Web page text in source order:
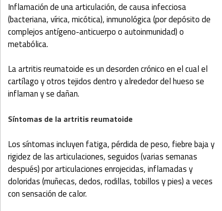
Inflamación de una articulación, de causa infecciosa
(bacteriana, vírica, micótica), inmunológica (por depósito de
complejos antígeno-anticuerpo o autoinmunidad) o
metabólica.
La artritis reumatoide es un desorden crónico en el cual el
cartílago y otros tejidos dentro y alrededor del hueso se
inflaman y se dañan.
Síntomas de la artritis reumatoide
Los síntomas incluyen fatiga, pérdida de peso, fiebre baja y
rigidez de las articulaciones, seguidos (varias semanas
después) por articulaciones enrojecidas, inflamadas y
doloridas (muñecas, dedos, rodillas, tobillos y pies) a veces
con sensación de calor.